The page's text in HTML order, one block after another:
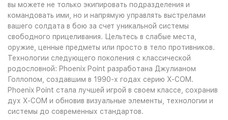
вы можете не только экипировать подразделения и
командовать ими, но и напрямую управлять выстрелами
вашего солдата в бою за счет уникальной системы
свободного прицеливания. Цельтесь в слабые места,
оружие, ценные предметы или просто в тело противников.
Технологии следующего поколения с классической
родословной: Phoenix Point разработана Джулианом
Голлопом, создавшим в 1990-х годах серию X-COM.
Phoenix Point стала лучшей игрой в своем классе, сохранив
дух X-COM и обновив визуальные элементы, технологии и
системы до современных стандартов.